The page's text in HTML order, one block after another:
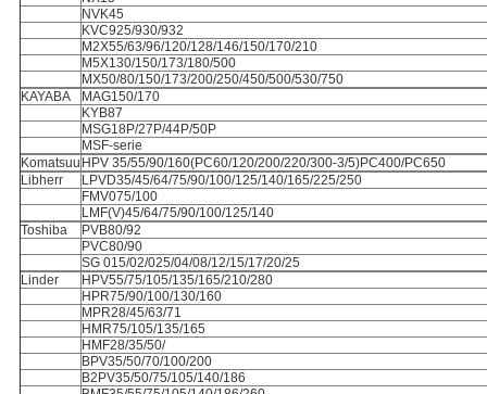
NVK45
KVC925/930/932
M2X55/63/96/120/128/146/150/170/210
M5X130/150/173/180/500
MX50/80/150/173/200/250/450/500/530/750
KAYABA
MAG150/170
KYB87
MSG18P/27P/44P/50P
MSF-serie
Komatsuu HPV 35/55/90/160(PC60/120/200/220/300-3/5)PC400/PC650
Libherr
LPVD35/45/64/75/90/100/125/140/165/225/250
FMV075/100
LMF(V)45/64/75/90/100/125/140
Toshiba
PVB80/92
PVC80/90
SG 015/02/025/04/08/12/15/17/20/25
Linder
HPV55/75/105/135/165/210/280
HPR75/90/100/130/160
MPR28/45/63/71
HMR75/105/135/165
HMF28/35/50/
BPV35/50/70/100/200
B2PV35/50/75/105/140/186